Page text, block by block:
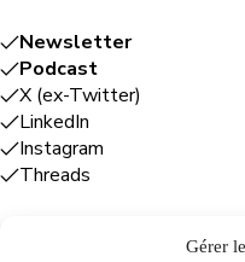
Gérer
Newsletter
Podcast
X (ex-Twitter)
LinkedIn
Instagram
Threads